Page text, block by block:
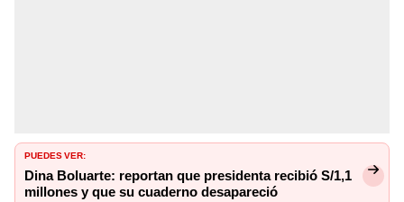
PUEDES VER:
Dina Boluarte: reportan que presidenta recibió S/1,1
millones y que su cuaderno desapareció